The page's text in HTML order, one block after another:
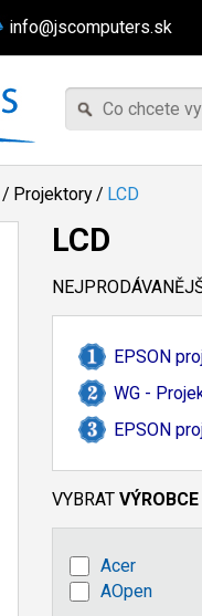
info@jscomputers.sk
/ Projektory/ LCD
LCD
EPSON
WG -
EPSON
VYBRAT VÝROBCE
Acer
AOpen